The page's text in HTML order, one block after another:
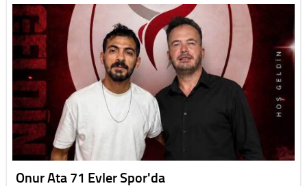
Onur Ata 71 Evler Spor'da